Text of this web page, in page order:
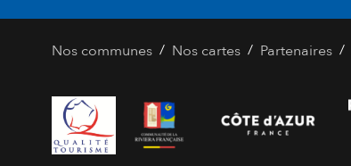
Nos communes / Nos cartes / Partenaires /